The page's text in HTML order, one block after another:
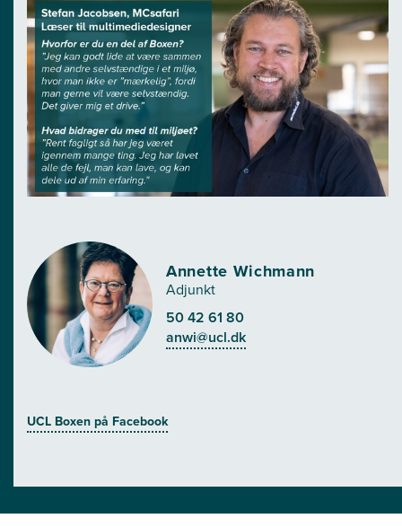
Annette Wichmann
Adjunkt
50 42 61 80
anwi@ucl.dk
UCL Boxen på Facebook